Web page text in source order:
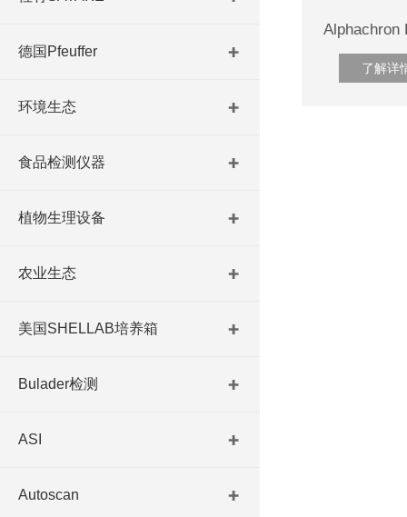
德国Pfeuffer
环境生态
食品检测仪器
植物生理设备
农业生态
美国SHELLAB培养箱
Bulader检测
ASI
Autoscan
了解详